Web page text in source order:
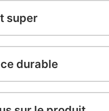
super
durable